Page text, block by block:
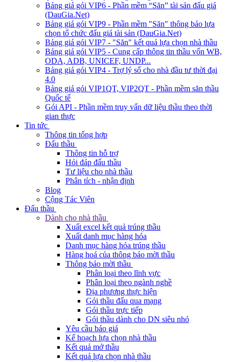
Bảng giá gói VIP6 - Phần mềm “Săn” tài sản đấu giá
(DauGia.Net)
Bảng giá gói VIP9 - Phần mềm "Săn" thông báo lựa
chọn tổ chức đấu giá tài sản (DauGia.Net)
Bảng giá gói VIP7 - "Săn" kết quả lựa chọn nhà thầu
Bảng giá gói VIP5 - Cung cấp thông tin thầu vốn WB,
ODA, ADB, UNICEF, UNDP...
Bảng giá gói VIP4 - Trợ lý số cho nhà đầu tư thời đại
4.0
Bảng giá gói VIP1QT, VIP2QT - Phần mềm săn thầu
Quốc tế
Gói API - Phần mềm truy vấn dữ liệu thầu theo thời
gian thực
Tin tức
Thông tin tổng hợp
Đấu thầu
Thông tin hỗ trợ
Hỏi đáp đấu thầu
Tư liệu cho nhà thầu
Phân tích - nhận định
Blog
Cộng Tác Viên
Đấu thầu
Dành cho nhà thầu
Xuất excel kết quả trúng thầu
Xuất danh mục hàng hóa
Danh mục hàng hóa trúng thầu
Hàng hoá của thông báo mời thầu
Thông báo mời thầu
Phân loại theo lĩnh vực
Phân loại theo ngành nghề
Địa phương thực hiện
Gói thầu đấu qua mạng
Gói thầu trực tiếp
Gói thầu dành cho DN siêu nhỏ
Yêu cầu báo giá
Kế hoạch lựa chọn nhà thầu
Kết quả mở thầu
Kết quả lựa chọn nhà thầu